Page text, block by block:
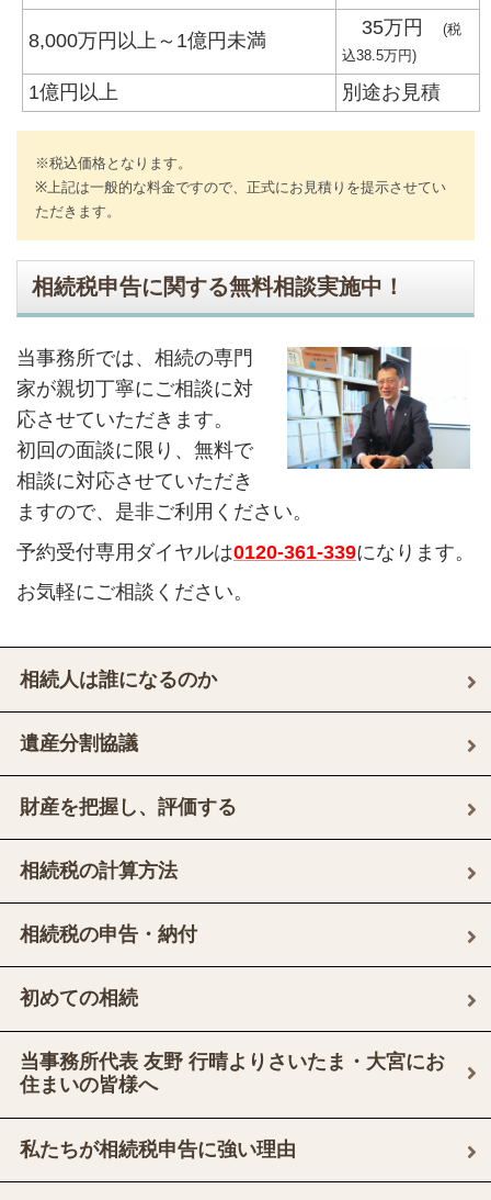
8,000万円以上～1億円未満
35万円
(税
込38.5万円)
1億円以上 別途お見積
※税込価格となります。
※上記は一般的な料金ですので、正式にお見積りを提示させてい
ただきます。
相続税申告に関する無料相談実施中！
当事務所では、相続の専門
家が親切丁寧にご相談に対
応させていただきます。
初回の面談に限り、無料で
相談に対応させていただき
ますので、是非ご利用ください。
予約受付専用ダイヤルは0120-361-339になります。
お気軽にご相談ください。
相続人は誰になるのか
遺産分割協議
財産を把握し、評価する
相続税の計算方法
相続税の申告・納付
初めての相続
当事務所代表 友野 行晴よりさいたま・大宮にお
住まいの皆様へ
私たちが相続税申告に強い理由